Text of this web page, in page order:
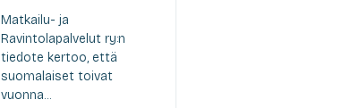
Matkailu- ja
Ravintolapalvelut ry:n
tiedote kertoo, että
suomalaiset toivat
vuonna...